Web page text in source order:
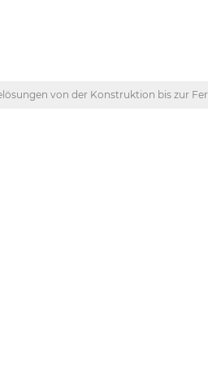
von der Konstruktion bis zur